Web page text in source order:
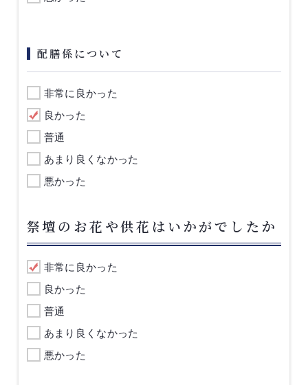
配膳係について
非常に良かった
良かった
普通
あまり良くなかった
悪かった
祭壇のお花や供花はいかがでしたか
非常に良かった
良かった
普通
あまり良くなかった
悪かった